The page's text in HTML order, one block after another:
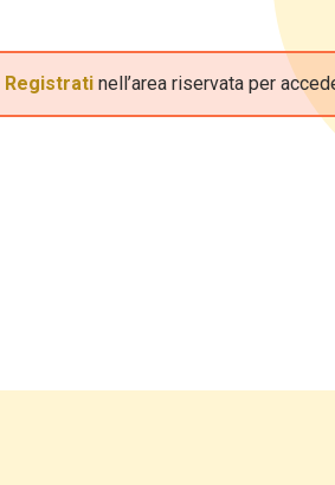
Registratinell’area riservata per